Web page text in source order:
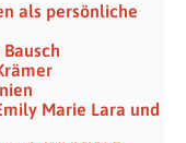
als persönliche
Marie Lara und